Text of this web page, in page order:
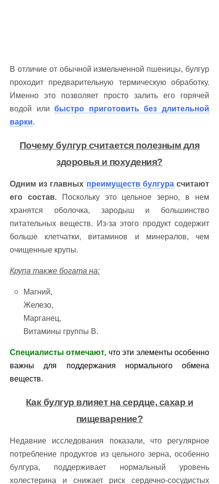
В отличие от обычной измельченной пшеницы, булгур
проходит предварительную термическую обработку.
Именно это позволяет просто залить его горячей
водой илибыстро приготовить без длительной
варки.
Почему булгур считается полезным для
здоровья и похудения?
Одним из главных преимуществ булгурасчитают
его состав.Поскольку это цельное зерно, в нем
хранятся оболочка, зародыш и большинство
питательных веществ. Из-за этого продукт содержит
больше клетчатки, витаминов и минералов, чем
очищенные крупы.
Крупа также богата на:
Магний,
Железо,
Марганец,
Витамины группы B.
Специалисты отмечают, что эти элементы особенно
важны для поддержания нормального обмена
веществ.
Как булгур влияет на сердце, сахар и
пищеварение?
Недавние исследования показали, что регулярное
потребление продуктов из цельного зерна, особенно
булгура, поддерживает нормальный уровень
холестерина и снижает риск сердечно-сосудистых